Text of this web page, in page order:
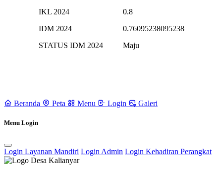
IKL 2024
0.8
IDM 2024
0.76095238095238
STATUS IDM 2024
Maju
Beranda Peta Menu Login Galeri
Menu Login
Login Layanan Mandiri Login Admin Login Kehadiran Perangkat